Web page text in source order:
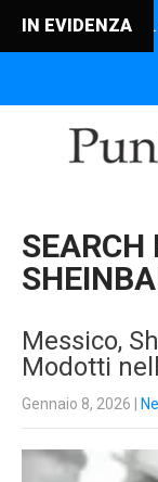
IN EVIDENZA
IL PORTALE
SEARCH
Messico,
Modotti
Gennaio 8, 2026